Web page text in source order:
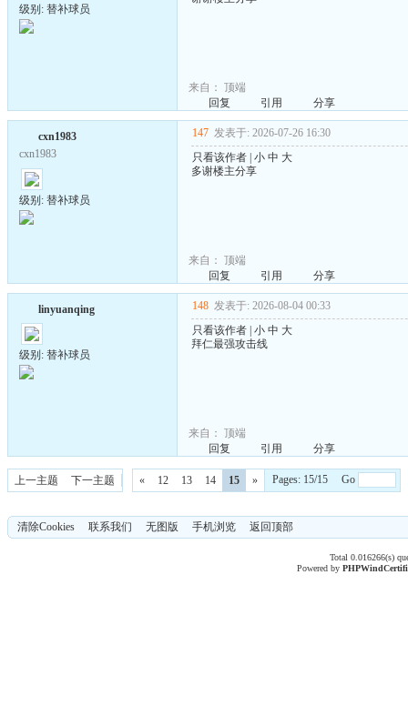
级别: 替补球员
来自： 顶端
回复
引用 分享
cxn1983
cxn1983
级别: 替补球员
147 发表于: 2026-07-26 16:30
只看该作者 小 中 大
多谢楼主分享
来自： 顶端
回复
引用 分享
linyuanqing
级别: 替补球员
148 发表于: 2026-08-04 00:33
只看该作者 小 中 大
拜仁最强攻击线
来自： 顶端
回复
引用 分享
上一主题 下一主题 « 12 13 14 15 » Pages: 15/15 Go
清除Cookies 联系我们 无图版 手机浏览 返回顶部
Total 0.016266(s)
Powered byPHPWind